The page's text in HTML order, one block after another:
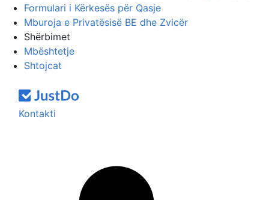
Formulari i Kërkesës për Qasje
Mburoja e Privatësisë BE dhe Zvicër
Shërbimet
Mbështetje
Shtojcat
Kontakti